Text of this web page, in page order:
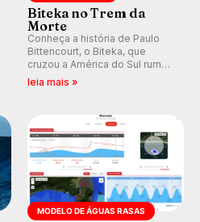
Biteka no Trem da
Morte
Conheça a história de Paulo
Bittencourt, o Biteka, que
cruzou a América do Sul rumo
ao Pacífico em uma jornada
leia mais »
MODELO DE ÁGUAS RASAS